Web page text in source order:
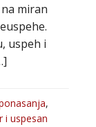
miran
uspeh i
,
i uspesan